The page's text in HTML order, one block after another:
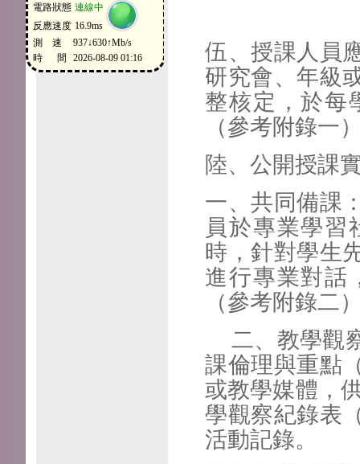
伍、授課人員
研究會、年級
整核定，於每
（參考附錄一
陸、公開授課
一、共同備課
員於專業學習
時，針對學生
進行專業對話
（參考附錄二
二、教學觀
課倫理與重點
或教學媒體，
學觀察紀錄表
活動記錄。